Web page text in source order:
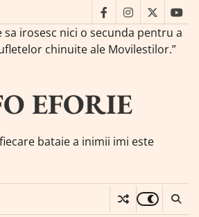
facebookinstagram
twitter
irosesc nici o secunda pentru a
chinuite ale Movilestilor.”
EFORIE
bataie a inimii imi este